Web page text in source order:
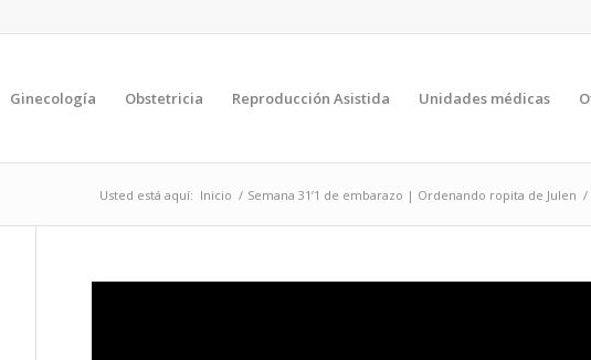
Ginecología Obstetricia Reproducción Asistida Unidades médicas
Usted está aquí: Inicio / Semana 31’1 de embarazo | Ordenando ropita de Julen /